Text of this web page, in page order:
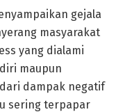
gejala
masyarakat
yang dialami
maupun
dampak negatif
sering terpapar